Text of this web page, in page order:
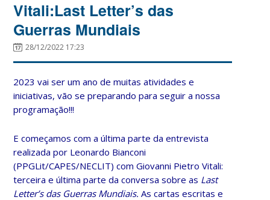
Vitali:Last Letter’s das
Guerras Mundiais
28/12/2022 17:23
2023 vai ser um ano de muitas atividades e
iniciativas, vão se preparando para seguir a nossa
programação!!!
E começamos com a última parte da entrevista
realizada por Leonardo Bianconi
(PPGLit/CAPES/NECLIT) com Giovanni Pietro Vitali:
terceira e última parte da conversa sobre as Last
Letter’s das Guerras Mundiais.As cartas escritas e